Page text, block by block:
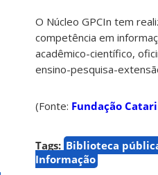
O Núcleo GPCIn tem
competência em
acadêmico-científico,
ensino-pesquisa-
(Fonte: Fundação
Tags: Biblioteca
Informação